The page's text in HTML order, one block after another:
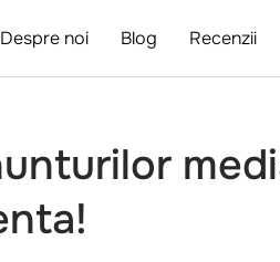
Despre noi Blog Recenzii